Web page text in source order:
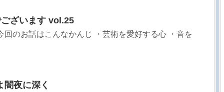
ざいます vol.25
回のお話はこんなかんじ ・芸術を愛好する心 ・音を
夜に深く